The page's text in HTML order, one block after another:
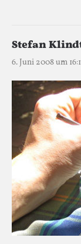
Stefan
6. Juni 2008 um